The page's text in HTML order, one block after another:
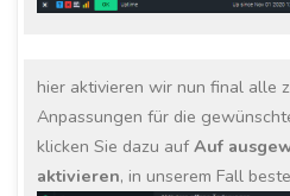
hier aktivieren wir nun final alle
Anpassungen für die
klicken Sie dazu aufAuf
aktivieren, in unserem Fall